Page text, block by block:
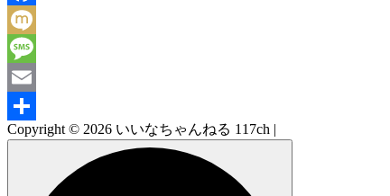
Facebook
Mixi
Message
Email
共
Copyright © 2026 いいなちゃんねる 117ch |